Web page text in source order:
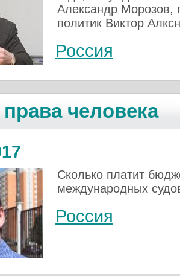
Александр Морозов,
политик Виктор
Россия
человека
Сколько платит
международных
Россия